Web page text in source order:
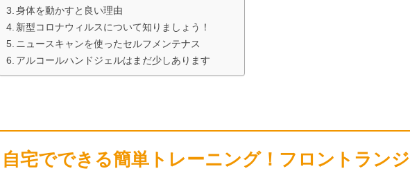
身体を動かすと良い理由
新型コロナウィルスについて知りましょう！
ニュースキャンを使ったセルフメンテナス
アルコールハンドジェルはまだ少しあります
自宅でできる簡単トレーニング！フロントランジ